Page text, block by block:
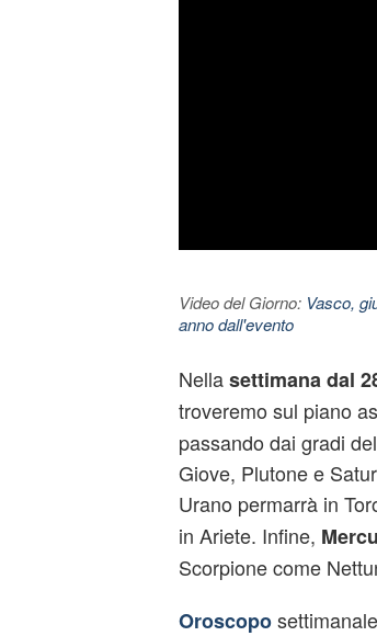
Video del Giorno: Vasco,
anno dall'evento
Nellasettimana dal
troveremo sul piano
passando dai gradi
Giove, Plutone e
Urano permarrà in
in Ariete. Infine,
Scorpione come
Oroscopo